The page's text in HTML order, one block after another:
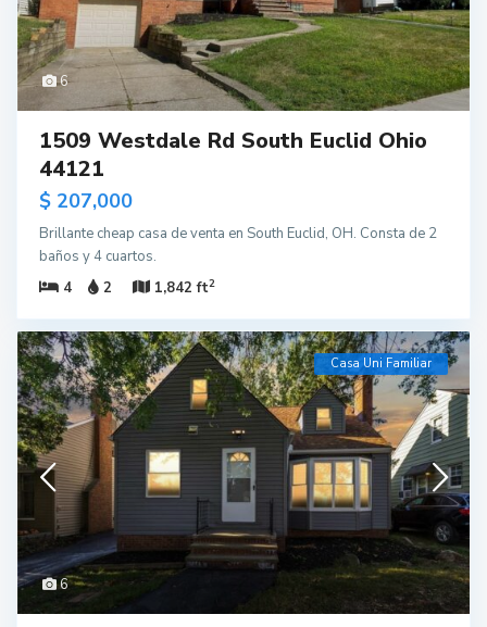
6
1509 Westdale Rd South Euclid Ohio
44121
$ 207,000
Brillante cheap casa de venta en South Euclid, OH. Consta de 2
baños y 4 cuartos.
4
2 1,842 ft2
6
Casa Uni Familiar